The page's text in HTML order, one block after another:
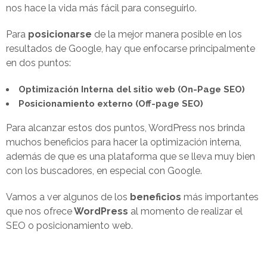
nos hace la vida más fácil para conseguirlo.
Para posicionarse de la mejor manera posible en los
resultados de Google, hay que enfocarse principalmente
en dos puntos:
Optimización Interna del sitio web (On-Page SEO)
Posicionamiento externo (Off-page SEO)
Para alcanzar estos dos puntos, WordPress nos brinda
muchos beneficios para hacer la optimización interna,
además de que es una plataforma que se lleva muy bien
con los buscadores, en especial con Google.
Vamos a ver algunos de los beneficios más importantes
que nos ofreceWordPress al momento de realizar el
SEO o posicionamiento web.